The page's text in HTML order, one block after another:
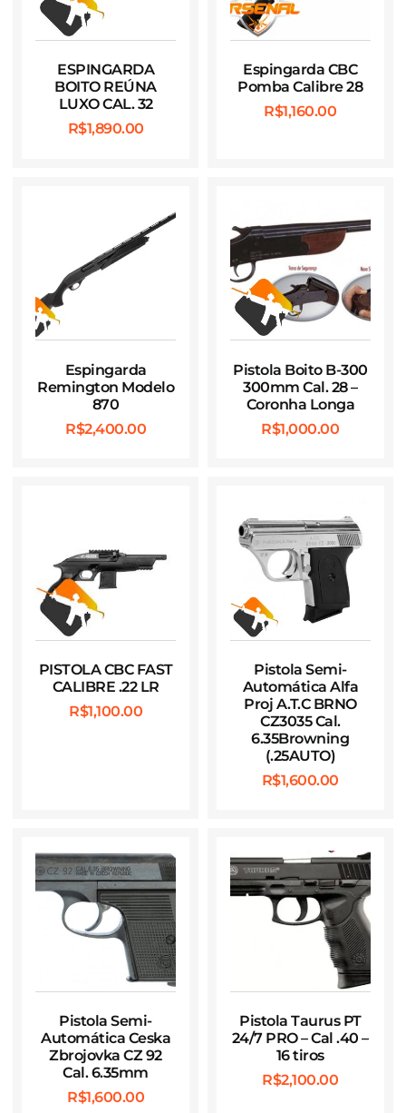
ESPINGARDA
BOITO REÚNA
LUXO CAL. 32
R$1,890.00
Espingarda CBC
Pomba Calibre 28
R$1,160.00
Espingarda
Remington Modelo
870
R$2,400.00
Pistola Boito B-300
300mm Cal. 28 –
Coronha Longa
R$1,000.00
PISTOLA CBC FAST
CALIBRE .22 LR
R$1,100.00
Pistola Semi-
Automática Alfa
Proj A.T.C BRNO
CZ3035 Cal.
6.35Browning
(.25AUTO)
R$1,600.00
Pistola Semi-
Automática Ceska
Zbrojovka CZ 92
Cal. 6.35mm
R$1,600.00
Pistola Taurus PT
24/7 PRO – Cal .40 –
16 tiros
R$2,100.00